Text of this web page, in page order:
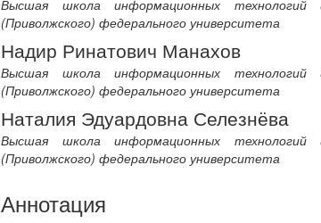
Высшая школа информационных технологий
(Приволжского) федерального университета
Надир Ринатович Манахов
Высшая школа информационных технологий
(Приволжского) федерального университета
Наталия Эдуардовна Селезнёва
Высшая школа информационных технологий
(Приволжского) федерального университета
Аннотация